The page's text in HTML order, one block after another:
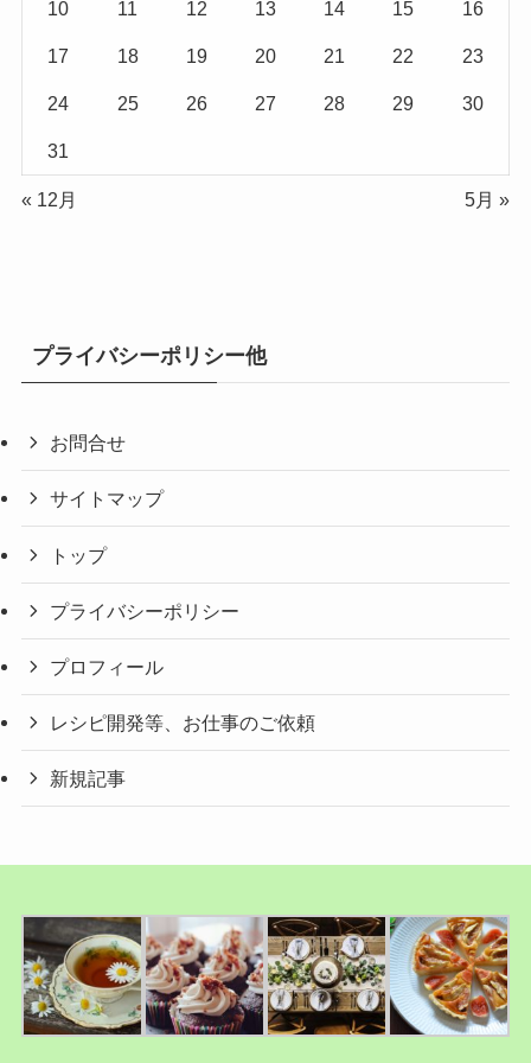
10 11 12 13 14 15 16
17 18 19 20 21 22 23
24 25 26 27 28 29 30
31
« 12月 5月 »
プライバシーポリシー他
お問合せ
サイトマップ
トップ
プライバシーポリシー
プロフィール
レシピ開発等、お仕事のご依頼
新規記事